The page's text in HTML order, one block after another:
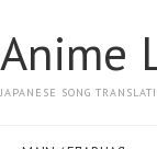
Anime
JAPANESE SONG